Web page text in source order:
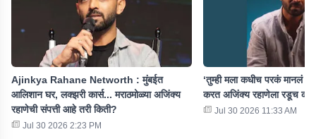
Ajinkya Rahane Networth : मुंबईत
आलिशान घर, लक्झरी कार्स... मराठमोळ्या अजिंक्य
रहाणेची संपत्ती आहे तरी किती?
Jul 30 2026 2:23 PM
‘तुम्ही मला कधीच परकं मानलं
करत अजिंक्य रहाणेला रडूच
Jul 30 2026 11:33 AM